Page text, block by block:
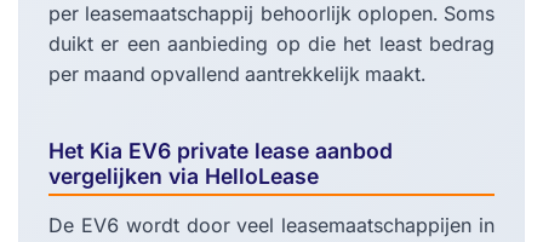
per leasemaatschappij behoorlijk oplopen. Soms
duikt er een aanbieding op die het least bedrag
per maand opvallend aantrekkelijk maakt.
Het Kia EV6 private lease aanbod
vergelijken via HelloLease
De EV6 wordt door veel leasemaatschappijen in